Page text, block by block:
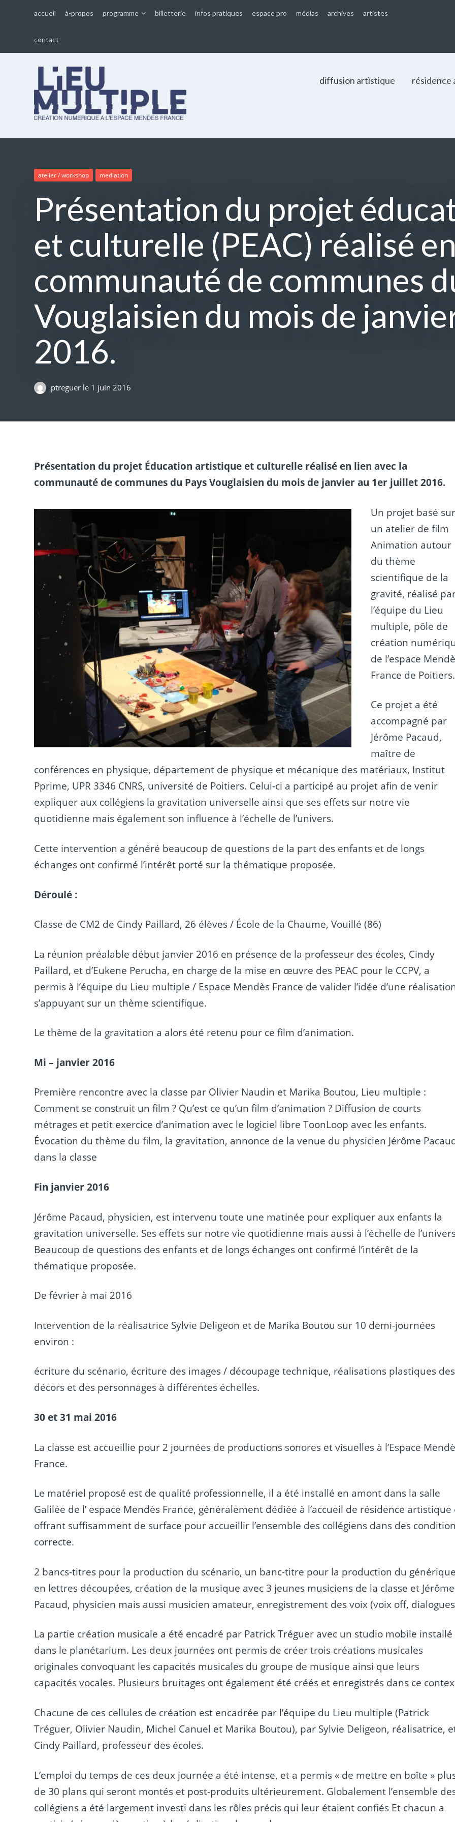
accueil à-propos programme billetterie infos pratiques espace pro médias archives artistes
contact
diffusion artistique résidence
atelier / workshop mediation
Présentation du projet
et culturelle (PEAC) réalisé
communauté de communes
Vouglaisien du mois de
2016.
ptreguer le 1 juin 2016
Présentation du projet Éducation artistique et culturelle réalisé en lien avec la
communauté de communes du Pays Vouglaisien du mois de janvier au 1er juillet 2016.
Un projet basé sur
un atelier de film
Animation autour
du thème
scientifique de la
gravité, réalisé
l’équipe du Lieu
multiple, pôle de
création
de l’espace
France de Poitiers.
Ce projet a été
accompagné par
Jérôme Pacaud,
maître de
conférences en physique, département de physique et mécanique des matériaux, Institut
Pprime, UPR 3346 CNRS, université de Poitiers. Celui-ci a participé au projet afin de venir
expliquer aux collégiens la gravitation universelle ainsi que ses effets sur notre vie
quotidienne mais également son influence à l’échelle de l’univers.
Cette intervention a généré beaucoup de questions de la part des enfants et de longs
échanges ont confirmé l’intérêt porté sur la thématique proposée.
Déroulé :
Classe de CM2 de Cindy Paillard, 26 élèves / École de la Chaume, Vouillé (86)
La réunion préalable début janvier 2016 en présence de la professeur des écoles, Cindy
Paillard, et d’Eukene Perucha, en charge de la mise en œuvre des PEAC pour le CCPV, a
permis à l’équipe du Lieu multiple / Espace Mendès France de valider l’idée d’une
s’appuyant sur un thème scientifique.
Le thème de la gravitation a alors été retenu pour ce film d’animation.
Mi – janvier 2016
Première rencontre avec la classe par Olivier Naudin et Marika Boutou, Lieu multiple :
Comment se construit un film ? Qu’est ce qu’un film d’animation ? Diffusion de courts
métrages et petit exercice d’animation avec le logiciel libre ToonLoop avec les enfants.
Évocation du thème du film, la gravitation, annonce de la venue du physicien Jérôme
dans la classe
Fin janvier 2016
Jérôme Pacaud, physicien, est intervenu toute une matinée pour expliquer aux enfants la
gravitation universelle. Ses effets sur notre vie quotidienne mais aussi à l’échelle de
Beaucoup de questions des enfants et de longs échanges ont confirmé l’intérêt de la
thématique proposée.
De février à mai 2016
Intervention de la réalisatrice Sylvie Deligeon et de Marika Boutou sur 10 demi-journées
environ :
écriture du scénario, écriture des images / découpage technique, réalisations plastiques des
décors et des personnages à différentes échelles.
30 et 31 mai 2016
La classe est accueillie pour 2 journées de productions sonores et visuelles à l’Espace
France.
Le matériel proposé est de qualité professionnelle, il a été installé en amont dans la salle
Galilée de l’ espace Mendès France, généralement dédiée à l’accueil de résidence artistique
offrant suffisamment de surface pour accueillir l’ensemble des collégiens dans des
correcte.
2 bancs-titres pour la production du scénario, un banc-titre pour la production du générique
en lettres découpées, création de la musique avec 3 jeunes musiciens de la classe et Jérôme
Pacaud, physicien mais aussi musicien amateur, enregistrement des voix (voix off,
La partie création musicale a été encadré par Patrick Tréguer avec un studio mobile installé
dans le planétarium. Les deux journées ont permis de créer trois créations musicales
originales convoquant les capacités musicales du groupe de musique ainsi que leurs
capacités vocales. Plusieurs bruitages ont également été créés et enregistrés dans ce
Chacune de ces cellules de création est encadrée par l’équipe du Lieu multiple (Patrick
Tréguer, Olivier Naudin, Michel Canuel et Marika Boutou), par Sylvie Deligeon, réalisatrice,
Cindy Paillard, professeur des écoles.
L’emploi du temps de ces deux journée a été intense, et a permis « de mettre en boîte »
de 30 plans qui seront montés et post-produits ultérieurement. Globalement l’ensemble
collégiens a été largement investi dans les rôles précis qui leur étaient confiés Et chacun a